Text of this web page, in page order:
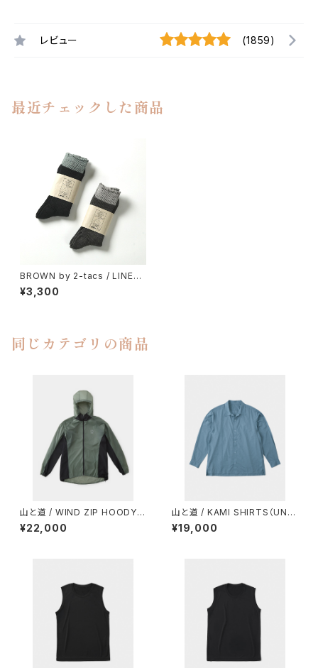
レビュー (1859)
最近チェックした商品
BROWN by 2-tacs / LINEN
SOCKS
¥3,300
同じカテゴリの商品
山と道 / WIND ZIP HOODY
（UNISEX）
¥22,000
山と道 / KAMI SHIRTS（UNIS
EX）
¥19,000